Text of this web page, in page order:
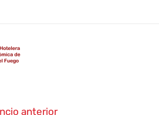
anterior